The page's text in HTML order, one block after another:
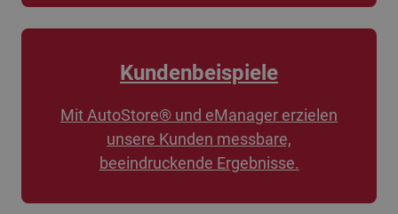
Kundenbeispiele
Mit AutoStore® und eManager erzielen
unsere Kunden messbare,
beeindruckende Ergebnisse.